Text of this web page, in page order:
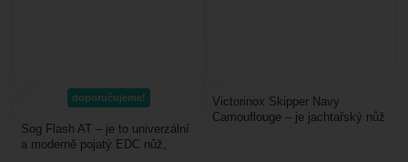
doporučujeme!
Sog Flash AT – je to univerzální
a moderně pojatý EDC nůž,
Victorinox Skipper Navy
Camouflouge – je jachtařský nůž